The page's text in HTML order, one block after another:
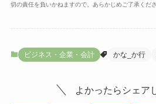
切の責任を負いかねますので、あらかじめご了承くださ
ビジネス・企業・会計 かな_か行
よかったらシェア